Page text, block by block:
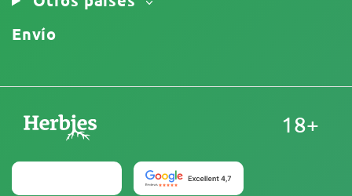
Envío
18+